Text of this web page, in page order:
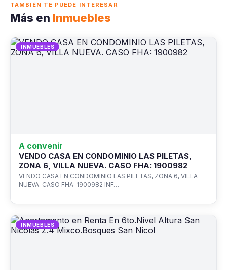
TAMBIÉN TE PUEDE INTERESAR
Más en Inmuebles
INMUEBLES
A convenir
VENDO CASA EN CONDOMINIO LAS PILETAS,
ZONA 6, VILLA NUEVA. CASO FHA: 1900982
VENDO CASA EN CONDOMINIO LAS PILETAS, ZONA 6, VILLA
NUEVA. CASO FHA: 1900982 INF…
INMUEBLES